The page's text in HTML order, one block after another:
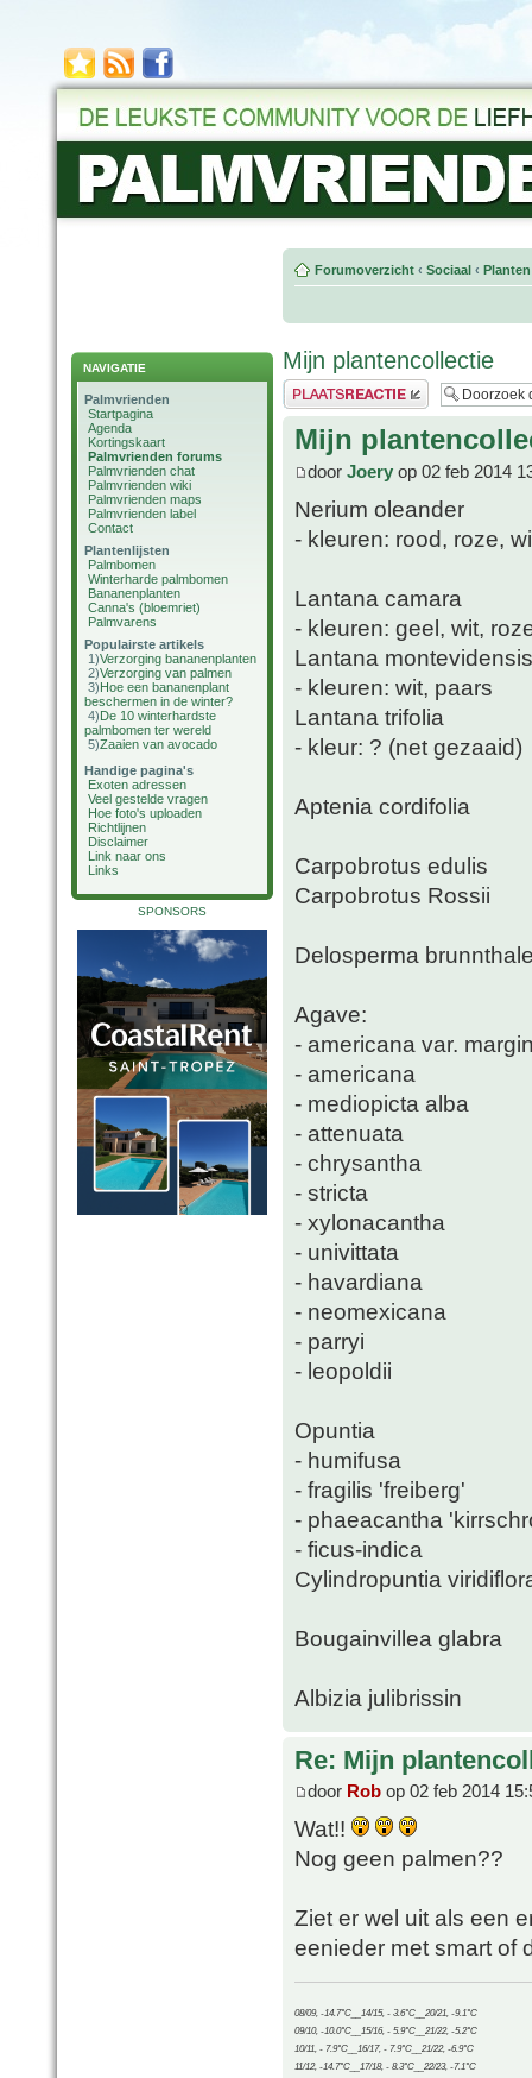
NAVIGATIE
Palmvrienden
Startpagina
Agenda
Kortingskaart
Palmvrienden forums
Palmvrienden chat
Palmvrienden wiki
Palmvrienden maps
Palmvrienden label
Contact
Plantenlijsten
Palmbomen
Winterharde palmbomen
Bananenplanten
Canna's (bloemriet)
Palmvarens
Populairste artikels
1)Verzorging bananenplanten
2)Verzorging van palmen
3)Hoe een bananenplant
beschermen in de winter?
4)De 10 winterhardste
palmbomen ter wereld
5)Zaaien van avocado
Handige pagina's
Exoten adressen
Veel gestelde vragen
Hoe foto's uploaden
Richtlijnen
Disclaimer
Link naar ons
Links
SPONSORS
Forumoverzicht ‹ Sociaal ‹
Mijn plantencollectie
Plaats een reactie
Mijn
door Joery op 02 feb 2014
Nerium oleander
- kleuren: rood, roze,
Lantana camara
- kleuren: geel, wit,
Lantana montevidensis
- kleuren: wit, paars
Lantana trifolia
- kleur: ? (net gezaaid)
Aptenia cordifolia
Carpobrotus edulis
Carpobrotus Rossii
Delosperma
Agave:
- americana var.
- americana
- mediopicta alba
- attenuata
- chrysantha
- stricta
- xylonacantha
- univittata
- havardiana
- neomexicana
- parryi
- leopoldii
Opuntia
- humifusa
- fragilis 'freiberg'
- phaeacantha
- ficus-indica
Cylindropuntia
Bougainvillea glabra
Albizia julibrissin
Re: Mijn
door Rob op 02 feb 2014
Wat!!
Nog geen palmen??
Ziet er wel uit als een
eenieder met smart of
08/09, -14.7°C__14/15, - 3.6°C__20/21, -9.1°C
09/10, -10.0°C__15/16, - 5.9°C__21/22, -5.2°C
10/11, - 7.9°C__16/17, - 7.9°C__21/22, -6.9°C
11/12, -14.7°C__17/18, - 8.3°C__22/23, -7.1°C